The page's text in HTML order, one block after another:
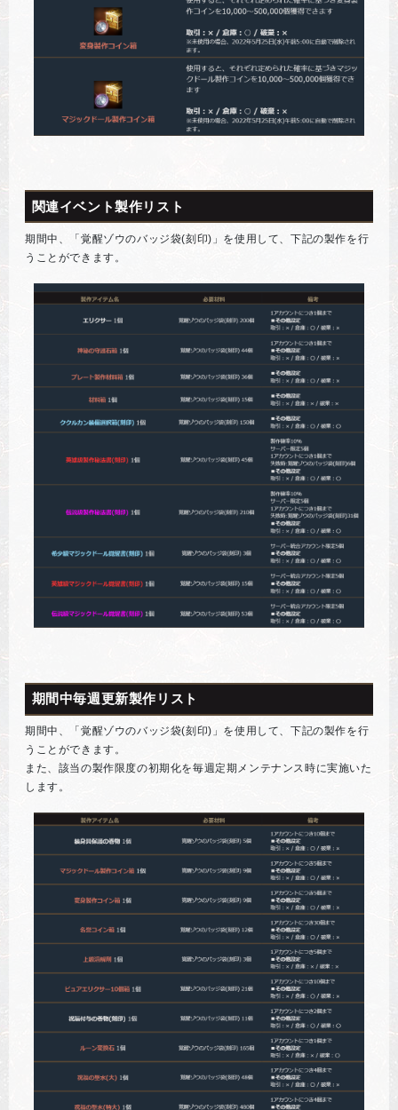
関連イベント製作リスト
期間中、「覚醒ゾウのバッジ袋(刻印)」を使用して、下記の製作を行
うことができます。
期間中毎週更新製作リスト
期間中、「覚醒ゾウのバッジ袋(刻印)」を使用して、下記の製作を行
うことができます。
また、該当の製作限度の初期化を毎週定期メンテナンス時に実施いた
します。